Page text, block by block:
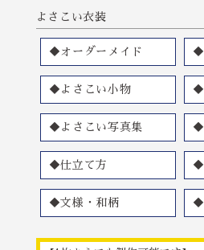
よさこい衣装
◆オーダーメイド ◆
◆よさこい小物 ◆
◆よさこい写真集 ◆
◆仕立て方 ◆
◆文様・和柄 ◆